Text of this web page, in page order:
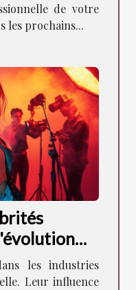
de votre
les prochains...
?
les industries
Leur influence